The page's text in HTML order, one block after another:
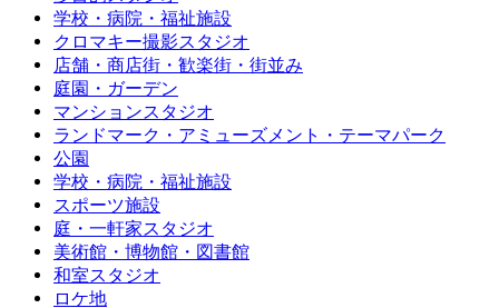
学校・病院・福祉施設
クロマキー撮影スタジオ
店舗・商店街・歓楽街・街並み
庭園・ガーデン
マンションスタジオ
ランドマーク・アミューズメント・テーマパーク
公園
学校・病院・福祉施設
スポーツ施設
庭・一軒家スタジオ
美術館・博物館・図書館
和室スタジオ
ロケ地